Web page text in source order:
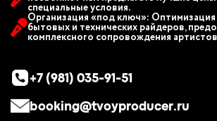
специальные условия.
Организация «под ключ»:
бытовых и технических райдеров,
комплексного сопровождения
+7 (981) 035-91-51
booking@tvoyproducer.ru